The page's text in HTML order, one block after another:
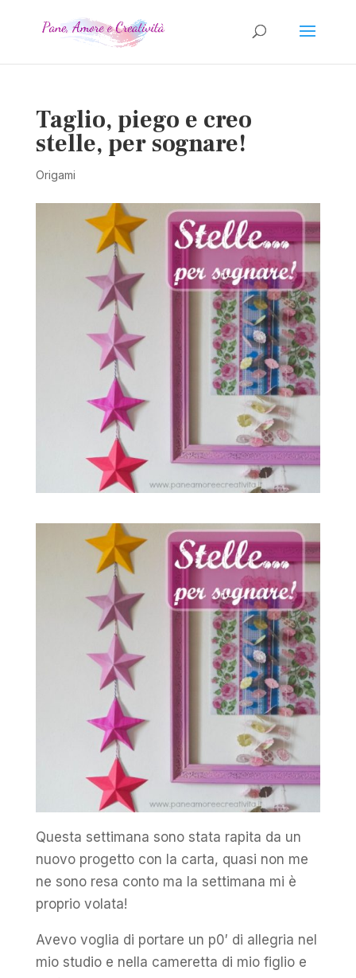
Taglio, piego e creo
stelle, per sognare!
Origami
Questa settimana sono stata rapita da un
nuovo progetto con la carta, quasi non me
ne sono resa conto ma la settimana mi è
proprio volata!
Avevo voglia di portare un p0′ di allegria nel
mio studio e nella cameretta di mio figlio e